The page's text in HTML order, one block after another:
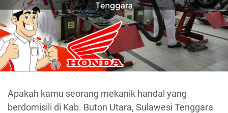
Apakah kamu seorang mekanik handal yang
berdomisili di Kab. Buton Utara, Sulawesi Tenggara